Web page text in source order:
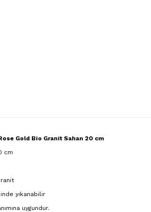
Gold Bio Granit Sahan 20 cm
cm
yıkanabilir
uygundur.